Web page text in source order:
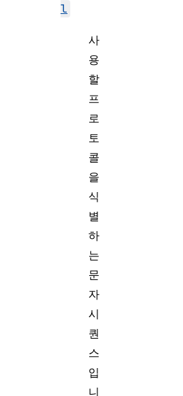
l
사
용
할
프
로
토
콜
을
식
별
하
는
문
자
시
퀀
스
입
니